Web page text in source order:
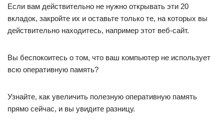
Если вам действительно не нужно открывать эти 20
вкладок, закройте их и оставьте только те, на которых вы
действительно находитесь, например этот веб-сайт.
Вы беспокоитесь о том, что ваш компьютер не использует
всю оперативную память?
Узнайте, как увеличить полезную оперативную память
прямо сейчас, и вы увидите разницу.